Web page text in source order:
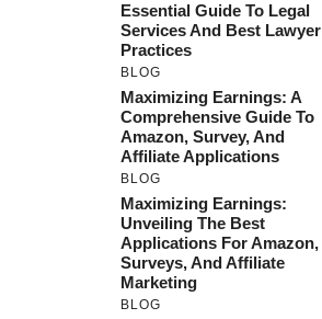
Essential Guide To Legal
Services And Best Lawyer
Practices
BLOG
Maximizing Earnings: A
Comprehensive Guide To
Amazon, Survey, And
Affiliate Applications
BLOG
Maximizing Earnings:
Unveiling The Best
Applications For Amazon,
Surveys, And Affiliate
Marketing
BLOG